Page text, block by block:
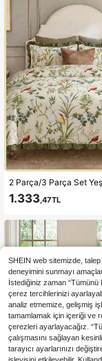
1.333 ,47TL
SHEIN web sitemizde,
deneyimini sunmayı
İstediğiniz zaman “Tümünü
çerez tercihlerinizi
analiz etmemize, gelişmiş
tamamlamak için içeriği ve
çerezleri ayarlayacağız.
çalışmasını sağlayan
tarayıcı ayarlarınızı